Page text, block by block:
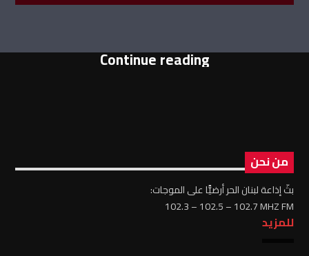
Continue reading
من نحن
بثّ إذاعة لبنان الحر أرضيًّا على الموجات:
102.3 – 102.5 – 102.7 MHZ FM
للمزيد